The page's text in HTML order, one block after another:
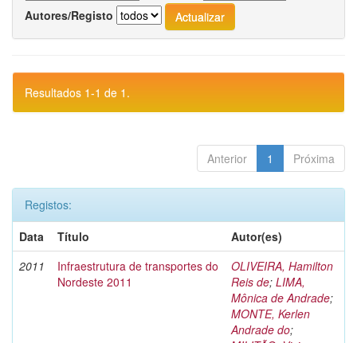
Autores/Registo
Resultados 1-1 de 1.
Anterior 1 Próxima
Registos:
Data
Título
Autor(es)
2011
Infraestrutura de transportes do
Nordeste 2011
OLIVEIRA, Hamilton
Reis de; LIMA,
Mônica de Andrade;
MONTE, Kerlen
Andrade do;